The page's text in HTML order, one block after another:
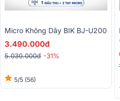
Micro Không Dây BIK BJ-U200
3.490.000đ
5.030.000đ -31%
5/5 (56)